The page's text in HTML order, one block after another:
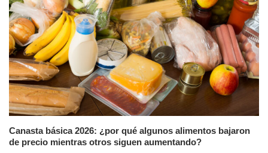
Canasta básica 2026: ¿por qué algunos alimentos bajaron
de precio mientras otros siguen aumentando?